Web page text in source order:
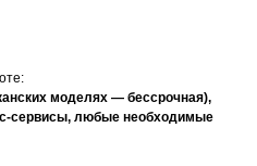
моделях — бессрочная),
сервисы, любые необходимые